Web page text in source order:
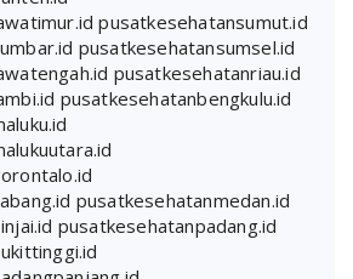
pusatkesehatansumut.id
pusatkesehatansumsel.id
pusatkesehatanriau.id
pusatkesehatanbengkulu.id
pusatkesehatanmedan.id
pusatkesehatanpadang.id